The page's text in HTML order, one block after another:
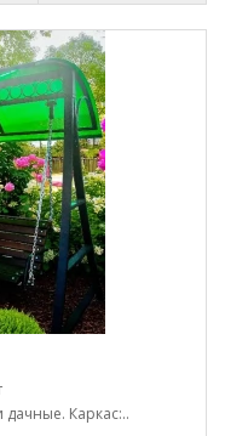
Каркас:..